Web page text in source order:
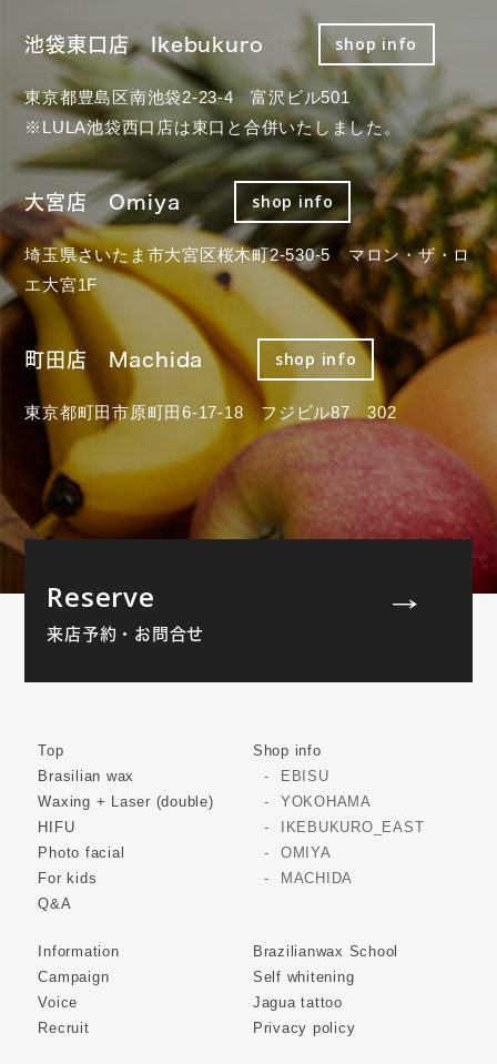
池袋東口店 Ikebukuro shop info
東京都豊島区南池袋2-23-4 富沢ビル501
※LULA池袋西口店は東口と合併いたしました。
大宮店 Omiya shop info
埼玉県さいたま市大宮区桜木町2-530-5 マロン・ザ・ロ
エ大宮1F
町田店 Machida shop info
東京都町田市原町田6-17-18 フジビル87 302
Reserve
来店予約・お問合せ
Top
Brasilian wax
Waxing + Laser (double)
HIFU
Photo facial
For kids
Q&A
Shop info
EBISU
YOKOHAMA
IKEBUKURO_EAST
OMIYA
MACHIDA
Information
Campaign
Voice
Recruit
Brazilianwax School
Self whitening
Jagua tattoo
Privacy policy